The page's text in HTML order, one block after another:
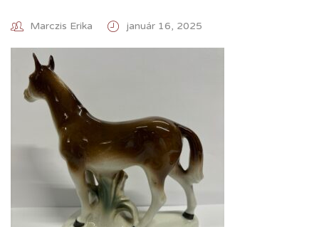
Marczis Erika január 16, 2025